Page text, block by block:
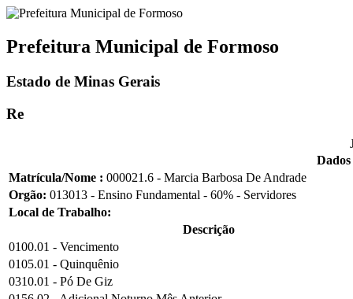
Prefeitura Municipal de Formoso
Estado de Minas Gerais
Re
Matrícula/Nome : 000021.6 - Marcia Barbosa De Andrade
Orgão: 013013 - Ensino Fundamental - 60% - Servidores
Local de Trabalho:
Descrição
0100.01 - Vencimento
0105.01 - Quinquênio
0310.01 - Pó De Giz